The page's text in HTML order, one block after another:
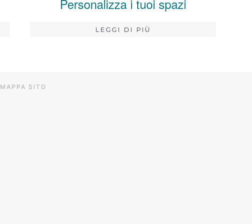
Personalizza i tuoi spazi
LEGGI DI PIÙ
MAPPA SITO